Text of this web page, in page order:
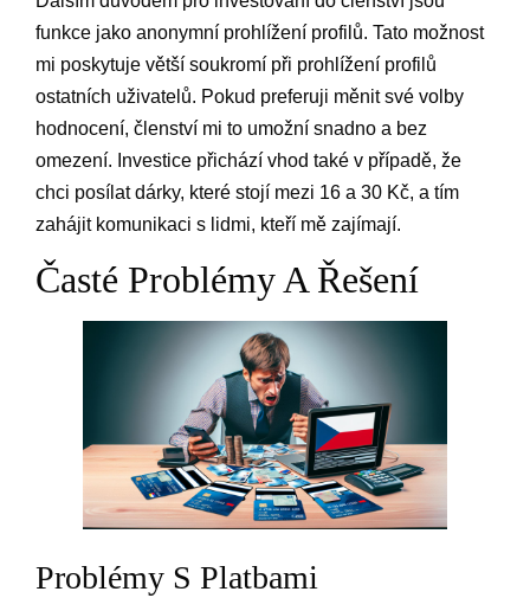
funkce jako anonymní prohlížení profilů. Tato možnost
mi poskytuje větší soukromí při prohlížení profilů
ostatních uživatelů. Pokud preferuji měnit své volby
hodnocení, členství mi to umožní snadno a bez
omezení. Investice přichází vhod také v případě, že
chci posílat dárky, které stojí mezi 16 a 30 Kč, a tím
zahájit komunikaci s lidmi, kteří mě zajímají.
Časté Problémy A Řešení
Problémy S Platbami